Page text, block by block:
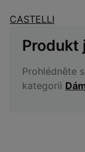
CASTELLI
Produkt
Prohlédněte
kategorii